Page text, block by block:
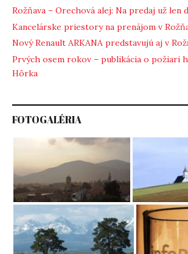
Rožňava – Orechová alej: Na predaj už len
Kancelárske priestory na prenájom v
Nový Renault ARKANA predstavujú aj v
Prvých osem rokov – publikácia o požiari
Hôrka
FOTOGALÉRIA